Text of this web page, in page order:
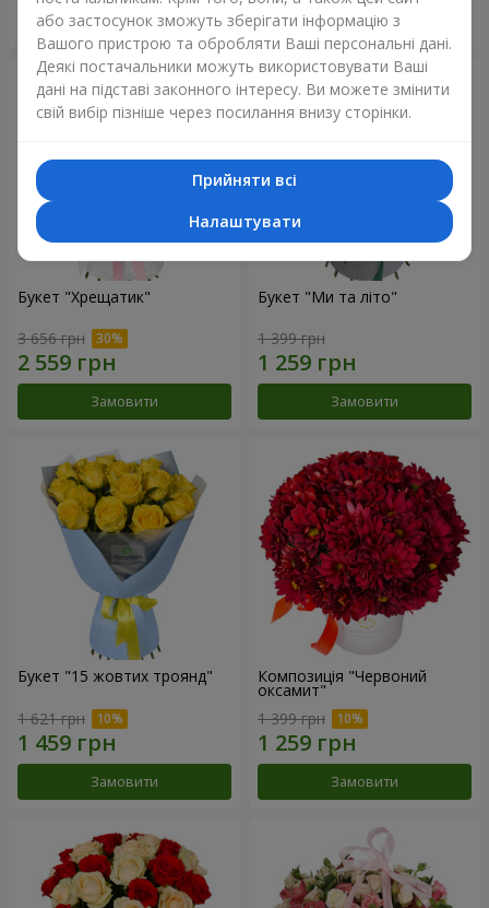
Замовити Замовити
Букет "Хрещатик"
3 656 грн
Замовити
Букет "Ми та літо"
1 399 грн
Замовити
Букет "15 жовтих троянд"
1 621 грн
Замовити
Композиція "Червоний
оксамит"
1 399 грн
Замовити
або застосунок зможуть зберігати інформацію з
Вашого пристрою та обробляти Ваші персональні дані.
Деякі постачальники можуть використовувати Ваші
дані на підставі законного інтересу. Ви можете змінити
свій вибір пізніше через посилання внизу сторінки.
Прийняти всі
Налаштувати